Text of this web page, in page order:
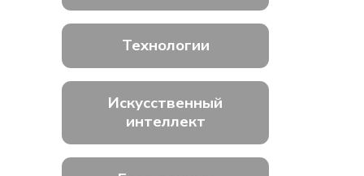
Технологии
Искусственный
интеллект